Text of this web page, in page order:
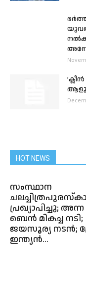
HOT NEWS
സംസ്ഥാന
പ്രഖ്യാപിച്ചു; അന്ന
ബെന്‍ മികച്ച നടി;
ജയസൂര്യ നടന്‍;
ഇന്ത്യന്‍...